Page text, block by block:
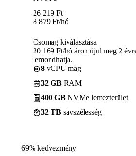
26 219 Ft
8 879 Ft/hó
Csomag kiválasztása
20 169 Ft/hó áron újul meg 2
lemondhatja.
8 vCPU mag
32 GB RAM
400 GB NVMe lemezterület
32 TB sávszélesség
69% kedvezmény